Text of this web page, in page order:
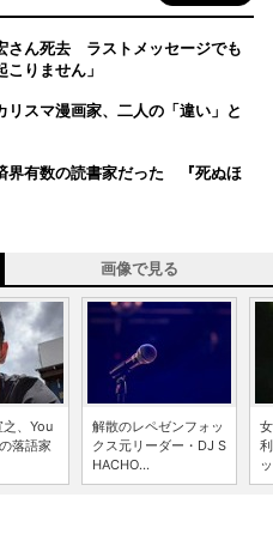
さん死去 ラストメッセージでも
りません」
スマ漫画家、二人の「違い」と
界有数の読書家だった 『死ぬほ
画像で見る
、You
落語家
解散のレペゼンフォッ
クス元リーダー・DJ S
HACHO...